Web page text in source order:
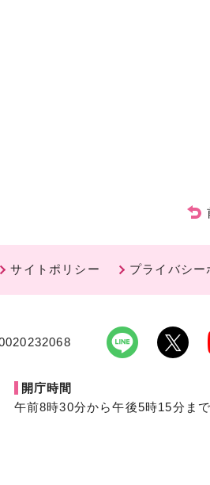
サイトポリシー プライバシー
開庁時間
午前8時30分から午後5時15分まで